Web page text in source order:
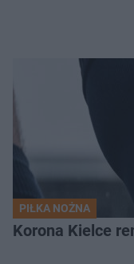
PIŁKA NOŻNA
Korona Kielce